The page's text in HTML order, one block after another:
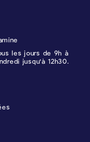
les jours de 9h à
jusqu'à 12h30.
MENTIONS